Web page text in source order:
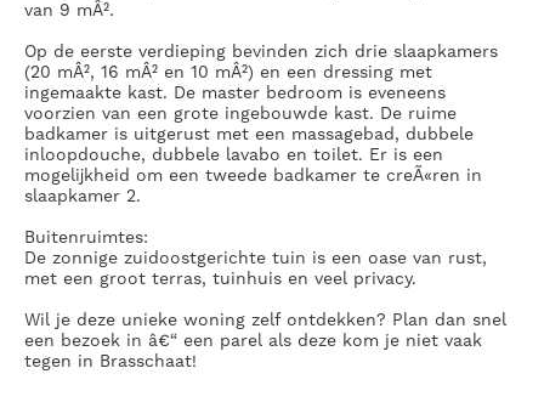
van 9 mÂ².
Op de eerste verdieping bevinden zich drie slaapkamers
(20 mÂ², 16 mÂ² en 10 mÂ²) en een dressing met
ingemaakte kast. De master bedroom is eveneens
voorzien van een grote ingebouwde kast. De ruime
badkamer is uitgerust met een massagebad, dubbele
inloopdouche, dubbele lavabo en toilet. Er is een
mogelijkheid om een tweede badkamer te creÃ«ren in
slaapkamer 2.
Buitenruimtes:
De zonnige zuidoostgerichte tuin is een oase van rust,
met een groot terras, tuinhuis en veel privacy.
Wil je deze unieke woning zelf ontdekken? Plan dan snel
een bezoek in â€“ een parel als deze kom je niet vaak
tegen in Brasschaat!